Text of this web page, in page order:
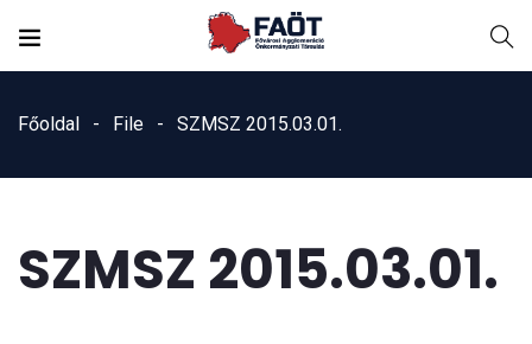
Főoldal File SZMSZ 2015.03.01.
SZMSZ 2015.03.01.